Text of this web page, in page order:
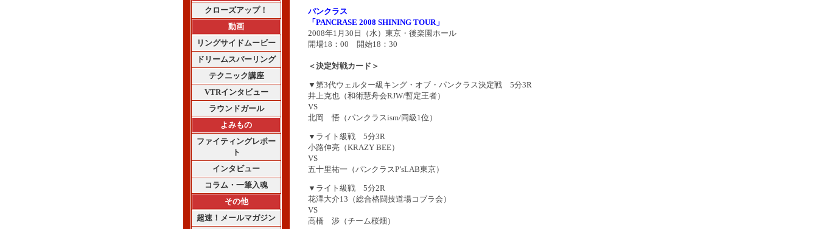
クローズアップ！
動画
リングサイドムービー
ドリームスパーリング
テクニック講座
VTRインタビュー
ラウンドガール
よみもの
ファイティングレポー
ト
インタビュー
コラム・一筆入魂
その他
超速！メールマガジン
パンクラス
「PANCRASE 2008 SHINING TOUR」
2008年1月30日（水）東京・後楽園ホール
開場18：00 開始18：30
＜決定対戦カード＞
▼第3代ウェルター級キング・オブ・パンクラス決定戦 5分3R
井上克也（和術慧舟会RJW/暫定王者）
VS
北岡 悟（パンクラスism/同級1位）
▼ライト級戦 5分3R
小路伸亮（KRAZY BEE）
VS
五十里祐一（パンクラスP’sLAB東京）
▼ライト級戦 5分2R
花澤大介13（総合格闘技道場コブラ会）
VS
高橋 渉（チーム桜畑）